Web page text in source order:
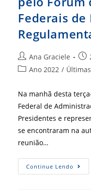
Federais de
Autor
do
Ana Graciele
Categoria
Ano 2022 /
Na manhã desta
Federal de
Presidentes e
se encontraram na
reunião…
Continue Lendo Carta
De